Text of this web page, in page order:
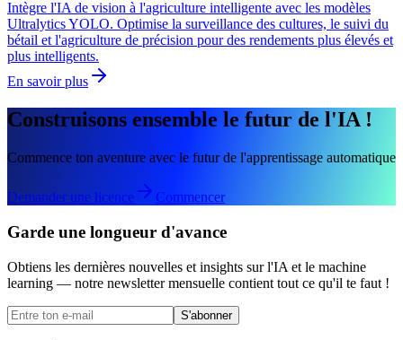
Intègre l'IA de vision à l'agriculture intelligente avec les modèles
Ultralytics YOLO. Optimise la surveillance des cultures, le suivi du
bétail et l'agriculture de précision pour des rendements plus élevés et
plus intelligents.
En savoir plus
Construisons ensemble le futur de l'IA !
Commence ton aventure avec le futur de l'apprentissage automatique
Demander une licence Commencer
Garde une longueur d'avance
Obtiens les dernières nouvelles et insights sur l'IA et le machine
learning — notre newsletter mensuelle contient tout ce qu'il te faut !
S'abonner